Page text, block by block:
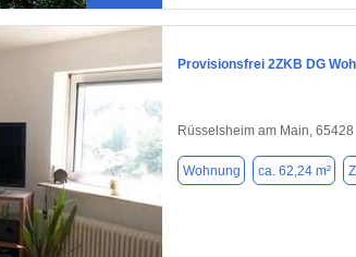
Provisionsfrei 2ZKB DG
Rüsselsheim am Main, 65428
Wohnung ca. 62,24 m²